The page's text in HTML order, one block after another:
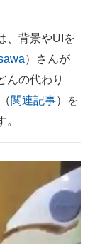
、背景やUIを
）さんが
んの代わり
関連記事）を